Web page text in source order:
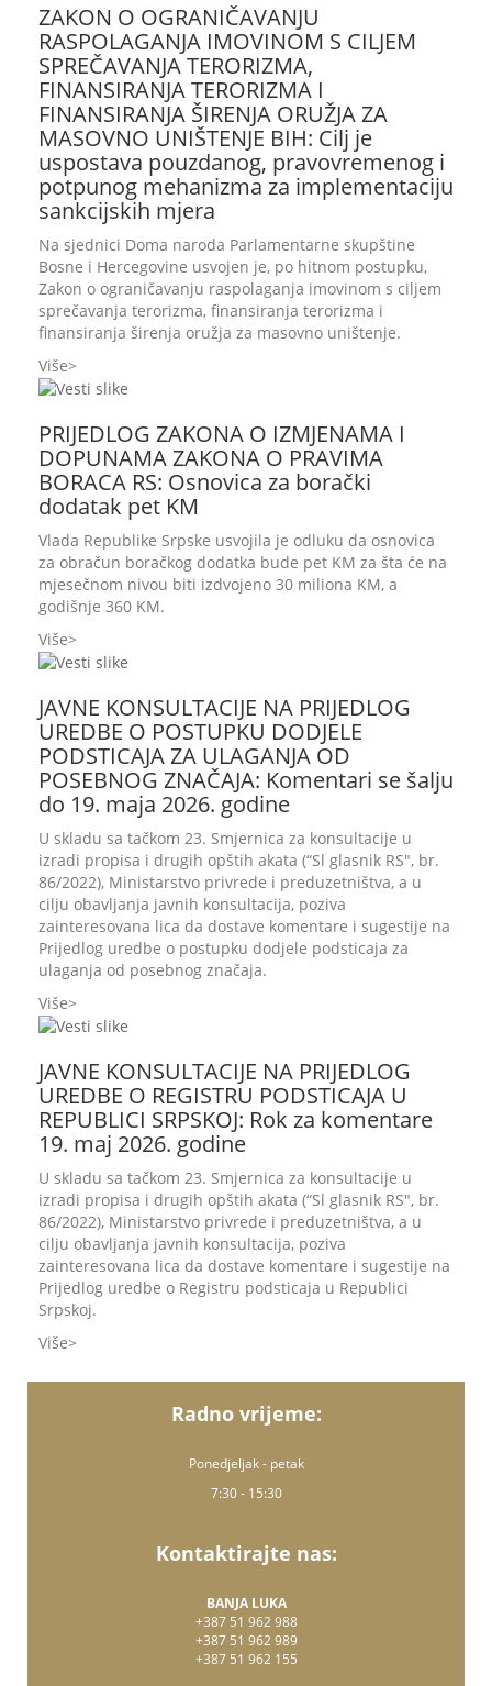
ZAKON O OGRANIČAVANJU
RASPOLAGANJA IMOVINOM S CILJEM
SPREČAVANJA TERORIZMA,
FINANSIRANJA TERORIZMA I
FINANSIRANJA ŠIRENJA ORUŽJA ZA
MASOVNO UNIŠTENJE BIH: Cilj je
uspostava pouzdanog, pravovremenog i
potpunog mehanizma za implementaciju
sankcijskih mjera
Na sjednici Doma naroda Parlamentarne skupštine
Bosne i Hercegovine usvojen je, po hitnom postupku,
Zakon o ograničavanju raspolaganja imovinom s ciljem
sprečavanja terorizma, finansiranja terorizma i
finansiranja širenja oružja za masovno uništenje.
Više
PRIJEDLOG ZAKONA O IZMJENAMA I
DOPUNAMA ZAKONA O PRAVIMA
BORACA RS: Osnovica za borački
dodatak pet KM
Vlada Republike Srpske usvojila je odluku da osnovica
za obračun boračkog dodatka bude pet KM za šta će na
mjesečnom nivou biti izdvojeno 30 miliona KM, a
godišnje 360 KM.
Više
JAVNE KONSULTACIJE NA PRIJEDLOG
UREDBE O POSTUPKU DODJELE
PODSTICAJA ZA ULAGANJA OD
POSEBNOG ZNAČAJA: Komentari se šalju
do 19. maja 2026. godine
U skladu sa tačkom 23. Smjernica za konsultacije u
izradi propisa i drugih opštih akata (“Sl glasnik RS", br.
86/2022), Ministarstvo privrede i preduzetništva, a u
cilju obavljanja javnih konsultacija, poziva
zainteresovana lica da dostave komentare i sugestije na
Prijedlog uredbe o postupku dodjele podsticaja za
ulaganja od posebnog značaja.
Više
JAVNE KONSULTACIJE NA PRIJEDLOG
UREDBE O REGISTRU PODSTICAJA U
REPUBLICI SRPSKOJ: Rok za komentare
19. maj 2026. godine
U skladu sa tačkom 23. Smjernica za konsultacije u
izradi propisa i drugih opštih akata (“Sl glasnik RS", br.
86/2022), Ministarstvo privrede i preduzetništva, a u
cilju obavljanja javnih konsultacija, poziva
zainteresovana lica da dostave komentare i sugestije na
Prijedlog uredbe o Registru podsticaja u Republici
Srpskoj.
Više
Radno vrijeme:
Ponedjeljak - petak
7:30 - 15:30
Kontaktirajte nas:
BANJA LUKA
+387 51 962 988
+387 51 962 989
+387 51 962 155